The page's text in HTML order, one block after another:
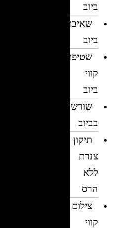
ביוב
שאיבת
ביוב
שטיפת
קווי
ביוב
שורשים
בביוב
תיקון
צנרת
ללא
הרס
צילום
קווי